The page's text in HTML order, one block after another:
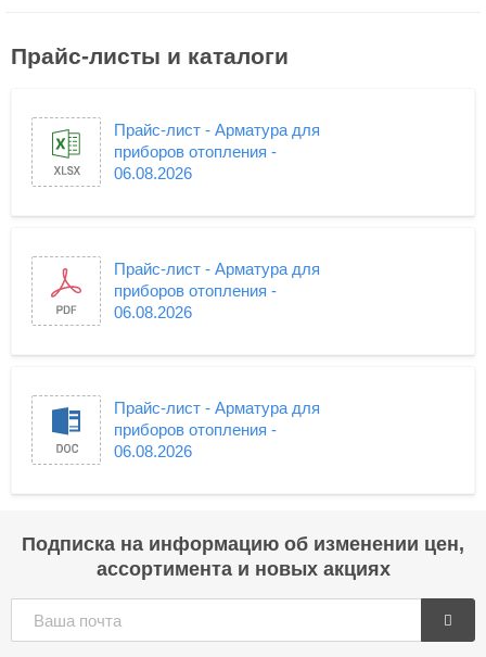
Прайс-листы и каталоги
Прайс-лист - Арматура для
приборов отопления -
06.08.2026
Прайс-лист - Арматура для
приборов отопления -
06.08.2026
Прайс-лист - Арматура для
приборов отопления -
06.08.2026
Подписка на информацию об изменении цен,
ассортимента и новых акциях